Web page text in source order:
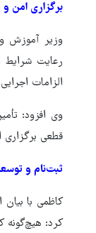
برگزاری امن و
وزیر آموزش
رعایت شرایط
الزامات
وی افزود:
قطعی
ثبت‌نام و
کاظمی با
کرد: هیچ‌گونه